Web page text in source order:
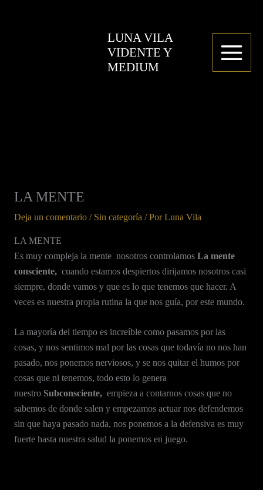
LUNA VILA
VIDENTE Y
MEDIUM
LA MENTE
Deja un comentario / Sin categoría / PorLuna Vila
LA MENTE
Es muy compleja la mente nosotros controlamos La mente
consciente, cuando estamos despiertos dirijamos nosotros casi
siempre, donde vamos y que es lo que tenemos que hacer. A
veces es nuestra propia rutina la que nos guía, por este mundo.
La mayoría del tiempo es increíble como pasamos por las
cosas, y nos sentimos mal por las cosas que todavía no nos han
pasado, nos ponemos nerviosos, y se nos quitar el humos por
cosas que ni tenemos, todo esto lo genera
nuestro Subconsciente, empieza a contarnos cosas que no
sabemos de donde salen y empezamos actuar nos defendemos
sin que haya pasado nada, nos ponemos a la defensiva es muy
fuerte hasta nuestra salud la ponemos en juego.